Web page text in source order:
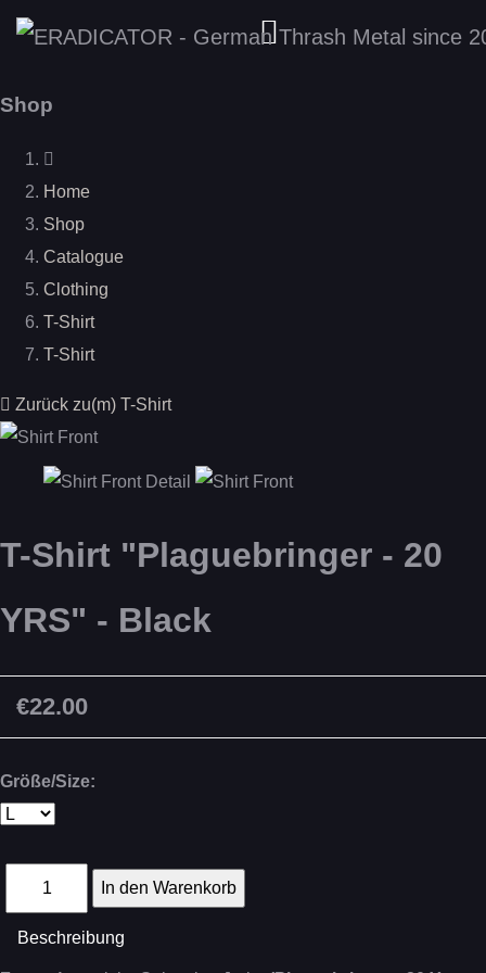
Shop
Home
Shop
Catalogue
Clothing
T-Shirt
T-Shirt
Zurück zu(m) T-Shirt
T-Shirt "Plaguebringer - 20
YRS" - Black
€22.00
Größe/Size:
Beschreibung